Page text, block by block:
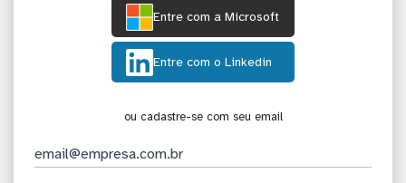
Entre com a Microsoft
Entre com o Linkedin
ou cadastre-se com seu email